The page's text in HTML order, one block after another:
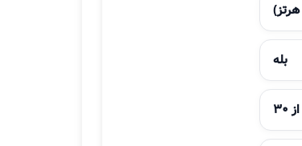
بله